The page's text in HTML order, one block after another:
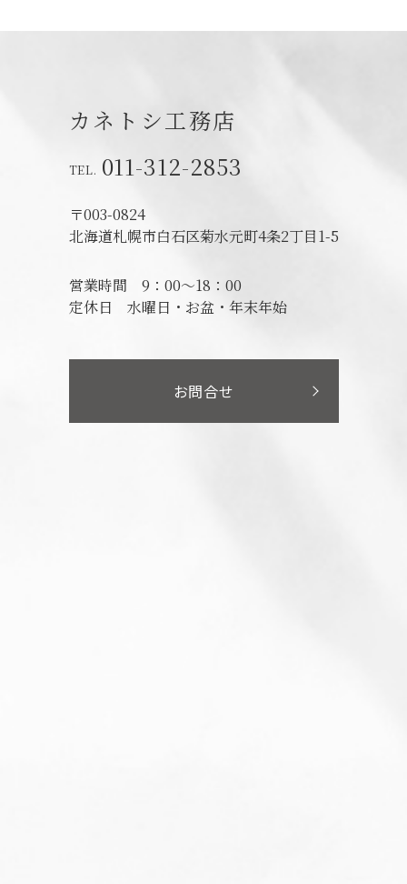
カネトシ工務店
011-312-2853
〒003-0824
北海道札幌市白石区菊水元町4条2丁目1-5
営業時間 9：00～18：00
定休日 水曜日・お盆・年末年始
お問合せ